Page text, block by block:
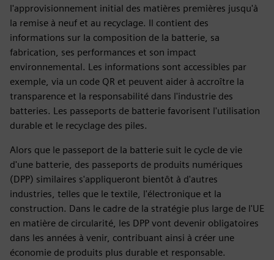
l'approvisionnement initial des matières premières jusqu'à
la remise à neuf et au recyclage. Il contient des
informations sur la composition de la batterie, sa
fabrication, ses performances et son impact
environnemental. Les informations sont accessibles par
exemple, via un code QR et peuvent aider à accroître la
transparence et la responsabilité dans l'industrie des
batteries. Les passeports de batterie favorisent l'utilisation
durable et le recyclage des piles.
Alors que le passeport de la batterie suit le cycle de vie
d'une batterie, des passeports de produits numériques
(DPP) similaires s'appliqueront bientôt à d'autres
industries, telles que le textile, l'électronique et la
construction. Dans le cadre de la stratégie plus large de l'UE
en matière de circularité, les DPP vont devenir obligatoires
dans les années à venir, contribuant ainsi à créer une
économie de produits plus durable et responsable.